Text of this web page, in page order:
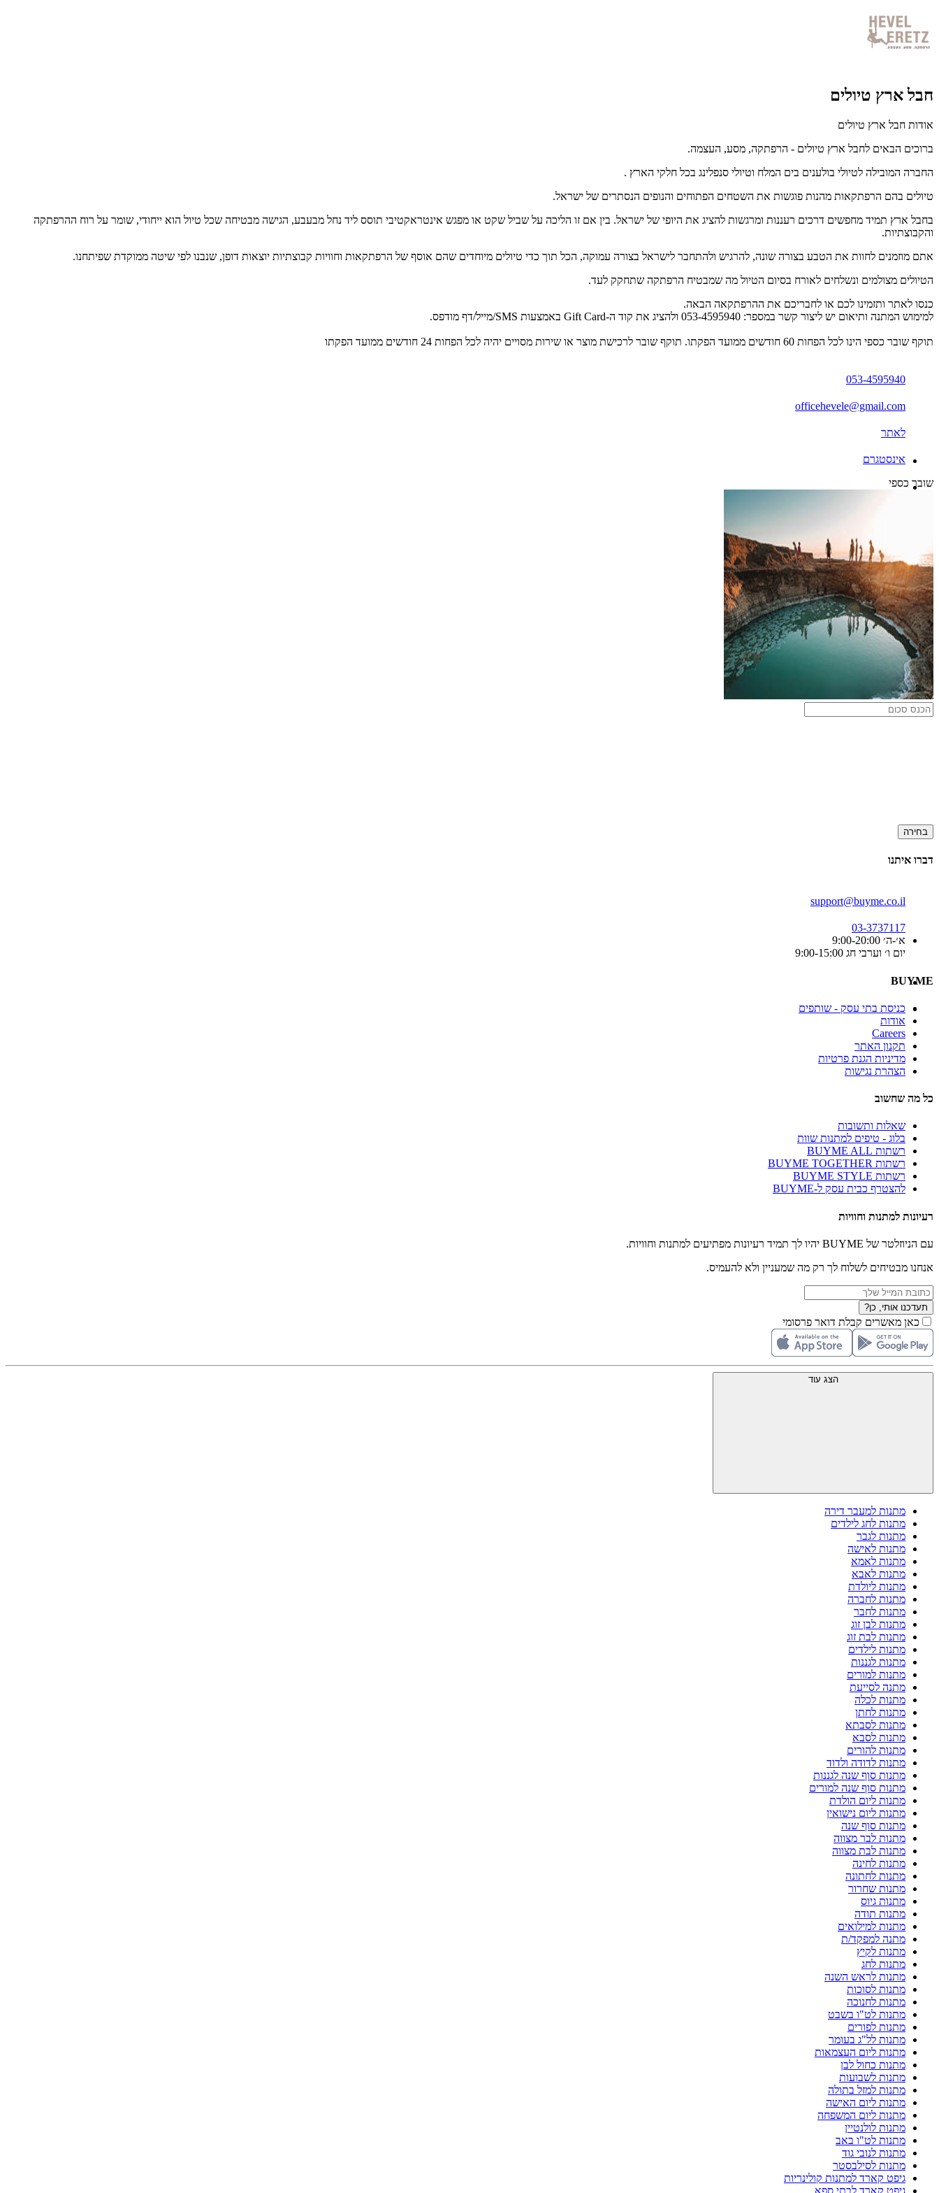
חבל ארץ טיולים
אודות חבל ארץ טיולים
ברוכים הבאים לחבל ארץ טיולים - הרפתקה, מסע, העצמה.
החברה המובילה לטיולי בולענים בים המלח וטיולי סנפלינג בכל חלקי הארץ .
טיולים בהם הרפתקאות מהנות פוגשות את השטחים הפתוחים והנופים הנסתרים של ישראל.
בחבל ארץ תמיד מחפשים דרכים רעננות ומרגשות להציג את היופי של ישראל. בין אם זו הליכה על שביל שקט או מפגש אינטראקטיבי תוסס ליד נחל מבעבע, הגישה מבטיחה שכל טיול הוא ייחודי, שומר על רוח ההרפתקה
והקבוצתיות.
אתם מוזמנים לחוות את הטבע בצורה שונה, להרגיש ולהתחבר לישראל בצורה עמוקה, הכל תוך כדי טיולים מיוחדים שהם אוסף של הרפתקאות וחוויות קבוצתיות יוצאות דופן, שנבנו לפי שיטה ממוקדת שפיתחנו.
הטיולים מצולמים ונשלחים לאורח בסיום הטיול מה שמבטיח הרפתקה שתחקק לעד.
כנסו לאתר ותזמינו לכם או לחבריכם את ההרפתקאה הבאה.
למימוש המתנה ותיאום יש ליצור קשר במספר: 053-4595940 ולהציג את קוד ה-Gift Card באמצעות SMS/מייל/דף מודפס.
תוקף שובר כספי הינו לכל הפחות 60 חודשים ממועד הפקתו. תוקף שובר לרכישת מוצר או שירות מסויים יהיה לכל הפחות 24 חודשים ממועד הפקתו
053-4595940
officehevele@gmail.com
לאתר
אינסטגרם
שובר כספי
בחירה
דברו איתנו
support@buyme.co.il
03-3737117
א׳-ה׳ 9:00-20:00
יום ו׳ וערבי חג 9:00-15:00
BUYME
כניסת בתי עסק - שותפים
אודות
Careers
תקנון האתר
מדיניות הגנת פרטיות
הצהרת נגישות
כל מה שחשוב
שאלות ותשובות
בלוג - טיפים למתנות שוות
רשתות BUYME ALL
רשתות BUYME TOGETHER
רשתות BUYME STYLE
להצטרף כבית עסק ל-BUYME
רעיונות למתנות וחוויות
עם הניוזלטר של BUYME יהיו לך תמיד רעיונות מפתיעים למתנות וחוויות.
אנחנו מבטיחים לשלוח לך רק מה שמעניין ולא להעמיס.
תעדכנו אותי, כן?
כאן מאשרים קבלת דואר פרסומי
הצג עוד
מתנות למעבר דירה
מתנות לחג לילדים
מתנות לגבר
מתנות לאישה
מתנות לאמא
מתנות לאבא
מתנות ליולדת
מתנות לחברה
מתנות לחבר
מתנות לבן זוג
מתנות לבת זוג
מתנות לילדים
מתנות לגננות
מתנות למורים
מתנה לסייעת
מתנות לכלה
מתנות לחתן
מתנות לסבתא
מתנות לסבא
מתנות להורים
מתנות לדודה ולדוד
מתנות סוף שנה לגננות
מתנות סוף שנה למורים
מתנות ליום הולדת
מתנות ליום נישואין
מתנות סוף שנה
מתנות לבר מצווה
מתנות לבת מצווה
מתנות לחינה
מתנות לחתונה
מתנות שחרור
מתנות גיוס
מתנות תודה
מתנות למילואים
מתנה למפקד/ת
מתנות לקיץ
מתנות לחג
מתנות לראש השנה
מתנות לסוכות
מתנות לחנוכה
מתנות לט"ו בשבט
מתנות לפורים
מתנות לל"ג בעומר
מתנות ליום העצמאות
מתנות כחול לבן
מתנות לשבועות
מתנות למזל בתולה
מתנות ליום האישה
מתנות ליום המשפחה
מתנות לולנטיין
מתנות לט"ו באב
מתנות לנובי גוד
מתנות לסילבסטר
גיפט קארד למתנות קולינריות
גיפט קארד לבתי ספא